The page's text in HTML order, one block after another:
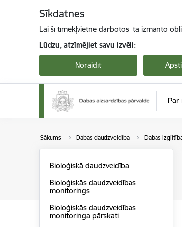
Sīkdatnes
Lai šī tīmekļvietne darbotos, tā izmanto
Lūdzu, atzīmējiet savu izvēli:
Noraidīt
Par
Sākums Dabas daudzveidība Dabas
Bioloģiskā daudzveidība
Bioloģiskās daudzveidības
monitorings
Bioloģiskās daudzveidības
monitoringa pārskati